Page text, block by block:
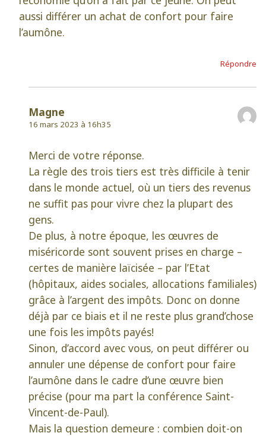
aussi différer un achat de confort pour faire
l’aumône.
Répondre
Magne
16 mars 2023 à 16h35
Merci de votre réponse.
La règle des trois tiers est très difficile à tenir
dans le monde actuel, où un tiers des revenus
ne suffit pas pour vivre chez la plupart des
gens.
De plus, à notre époque, les œuvres de
miséricorde sont souvent prises en charge –
certes de manière laïcisée – par l’Etat
(hôpitaux, aides sociales, allocations familiales)
grâce à l’argent des impôts. Donc on donne
déjà par ce biais et il ne reste plus grand’chose
une fois les impôts payés!
Sinon, d’accord avec vous, on peut différer ou
annuler une dépense de confort pour faire
l’aumône dans le cadre d’une œuvre bien
précise (pour ma part la conférence Saint-
Vincent-de-Paul).
Mais la question demeure : combien doit-on